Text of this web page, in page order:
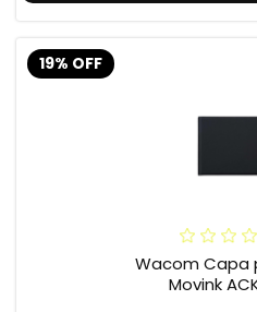
19% OFF
Wacom Capa
Movink